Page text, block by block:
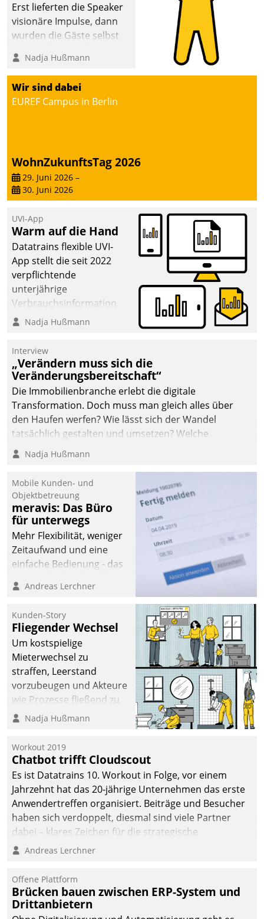
Erst lieferten die Speaker
visionäre Impulse, dann
wurden die Gäste selbst
methodisch
Vernetzungsideen fürs
Quartier. Dazwischen
zeigte Datatrain, was es
Nadja Hußmann
Wir sind dabei
EUREF Campus in Berlin
WohnZukunftsTag 2026
29. Juni 2026 –
30. Juni 2026
UVI-App
Warm auf die Hand
Datatrains flexible UVI-
App stellt die seit 2022
verpflichtende
unterjährige
Verbrauchsinformation
schnell, zuverlässig und
Die monatlichen
Mitteilungen zum
Heizungs- und
Wasserverbrauch gehen
automatisiert, vollständig
und auf Wunsch über
mehrere zuvor
Kommunikationswege bei
Nadja Hußmann
Interview
„Verändern muss sich die
Veränderungsbereitschaft“
Die Immobilienbranche erlebt die digitale
Transformation. Doch muss man gleich alles über
den Haufen werfen? Wie lässt sich der Wandel
tatsächlich gestalten und umsetzen? Welche
Argumente zählen wirklich?
Nadja Hußmann
Mobile Kunden- und
Objektbetreuung
meravis: Das Büro
für unterwegs
Mehr Flexibilität, weniger
Zeitaufwand und eine
einfache Bedienung - das
Cockpit für mobile
Datatrain. Die meravis
Wohnungsbau- und
Immobilien GmbH hat
sich dabei für den Betrieb
der Lösung über die SAP
Cloud Platform
entschieden - als erstes
Unternehmen am
Andreas Lerchner
Kunden-Story
Fliegender Wechsel
Um kostspielige
Mieterwechsel zu
straffen, Leerstand
vorzubeugen und Akteure
wie Prozesse fließend zu
vernetzen, nutzt die
Jahresbeginn eine
Überblick, Einsicht und
Eingriff bietende Lösung.
Zur Entwicklung setzte
man auf
Cloudtechnologie,
bewährte und Startup-
agile Projektmethoden.
Nadja Hußmann
Workout 2019
Chatbot trifft Cloudscout
Es ist Datatrains 10. Workout in Folge, vor einem
Jahrzehnt hat das 20-jährige Unternehmen das erste
Anwendertreffen organisiert. Beiträge und Besucher
haben sich verdoppelt, diesmal sind viele Partner
dabei – klares Zeichen für die strategische
Fokussierung auf den Kunden.
Andreas Lerchner
Offene Plattform
Brücken bauen zwischen ERP-System und
Drittanbietern